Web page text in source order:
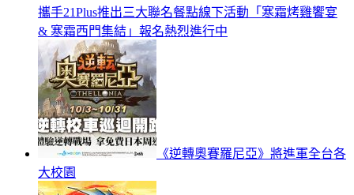
攜手21Plus推出三大聯名餐點線下活動「寒霜烤雞饗宴
& 寒霜西門集結」報名熱烈進行中
《逆轉奧賽羅尼亞》將進軍全台各
大校園